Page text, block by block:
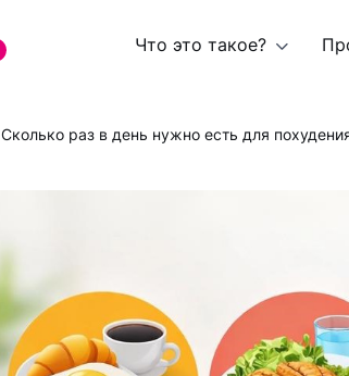
Что это такое?
Сколько раз в день нужно есть для